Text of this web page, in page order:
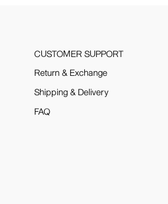
CUSTOMER SUPPORT
Return & Exchange
Shipping & Delivery
FAQ